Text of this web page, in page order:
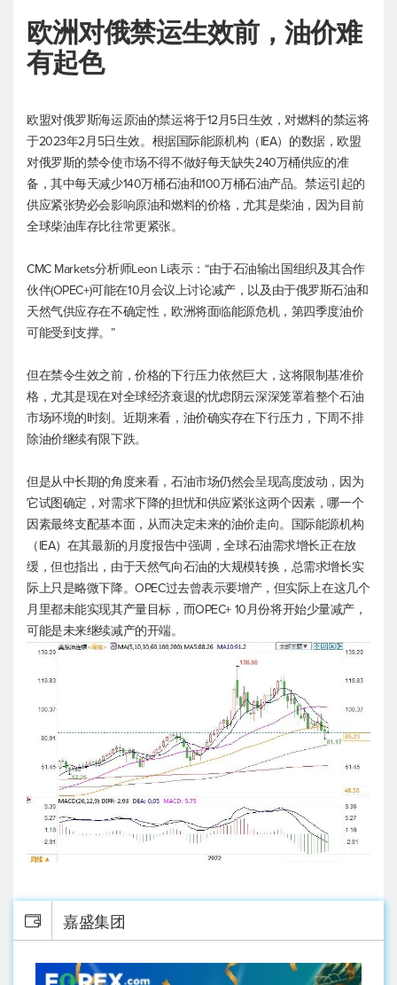
欧洲对俄禁运生效前，油价难
有起色
欧盟对俄罗斯海运原油的禁运将于12月5日生效，对燃料的禁运将
于2023年2月5日生效。根据国际能源机构（IEA）的数据，欧盟
对俄罗斯的禁令使市场不得不做好每天缺失240万桶供应的准
备，其中每天减少140万桶石油和100万桶石油产品。禁运引起的
供应紧张势必会影响原油和燃料的价格，尤其是柴油，因为目前
全球柴油库存比往常更紧张。
CMC Markets分析师Leon Li表示：“由于石油输出国组织及其合作
伙伴(OPEC+)可能在10月会议上讨论减产，以及由于俄罗斯石油和
天然气供应存在不确定性，欧洲将面临能源危机，第四季度油价
可能受到支撑。”
但在禁令生效之前，价格的下行压力依然巨大，这将限制基准价
格，尤其是现在对全球经济衰退的忧虑阴云深深笼罩着整个石油
市场环境的时刻。近期来看，油价确实存在下行压力，下周不排
除油价继续有限下跌。
但是从中长期的角度来看，石油市场仍然会呈现高度波动，因为
它试图确定，对需求下降的担忧和供应紧张这两个因素，哪一个
因素最终支配基本面，从而决定未来的油价走向。国际能源机构
（IEA）在其最新的月度报告中强调，全球石油需求增长正在放
缓，但也指出，由于天然气向石油的大规模转换，总需求增长实
际上只是略微下降。OPEC过去曾表示要增产，但实际上在这几个
月里都未能实现其产量目标，而OPEC+ 10月份将开始少量减产，
可能是未来继续减产的开端。
嘉盛集团